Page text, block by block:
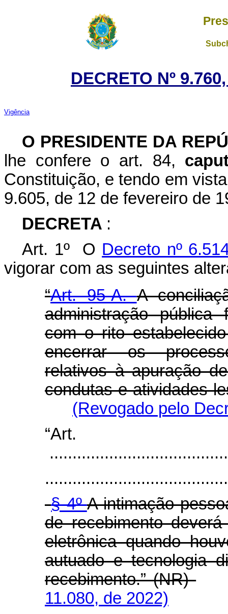
DECRETO Nº
Vigência
O PRESIDENTE DA
lhe confere o art. 84,
Constituição, e tendo em
9.605, de 12 de fevereiro de
DECRETA :
Art. 1º O Decreto nº
vigorar com as seguintes
“Art. 95-A.A
administração pública
com o rito
encerrar os
relativos à apuração
condutas e atividades
(Revogado pelo
§ 4ºA intimação
de recebimento
eletrônica quando
autuado e tecnologia
recebimento.” (NR)
11.080, de 2022)